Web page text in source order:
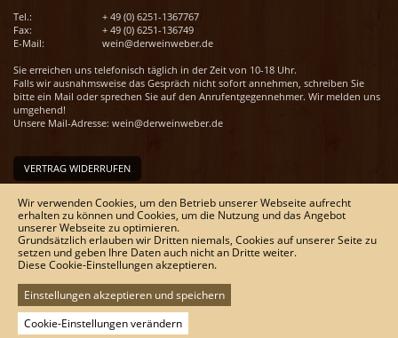
Tel.:
+ 49 (0) 6251-1367767
Fax:
+ 49 (0) 6251-136749
E-Mail:
wein@derweinweber.de
Sie erreichen uns telefonisch täglich in der Zeit von 10-18 Uhr.
Falls wir ausnahmsweise das Gespräch nicht sofort annehmen, schreiben Sie
bitte ein Mail oder sprechen Sie auf den Anrufentgegennehmer. Wir melden uns
umgehend!
Unsere Mail-Adresse: wein@derweinweber.de
VERTRAG WIDERRUFEN
Unser Service
Versandkosten
Kontakt
Zahlungsmöglichkeiten
Rückgabe & Widerrufsrecht
Impressum
Datenschutz
Sitemap
Wir verwenden Cookies, um den Betrieb unserer Webseite aufrecht
erhalten zu können und Cookies, um die Nutzung und das Angebot
unserer Webseite zu optimieren.
Grundsätzlich erlauben wir Dritten niemals, Cookies auf unserer Seite zu
setzen und geben Ihre Daten auch nicht an Dritte weiter.
Diese Cookie-Einstellungen akzeptieren.
Einstellungen akzeptieren und speichern
Cookie-Einstellungen verändern